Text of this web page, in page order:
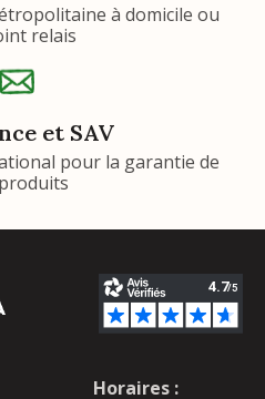
à domicile ou
relais
et SAV
pour la garantie de
Horaires :